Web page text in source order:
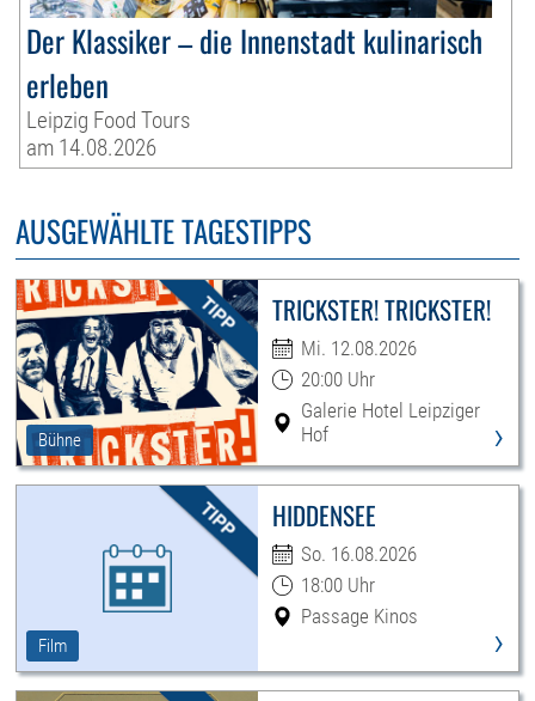
Der Klassiker – die Innenstadt kulinarisch
erleben
Leipzig Food Tours
am 14.08.2026
AUSGEWÄHLTE TAGESTIPPS
Bühne
TRICKSTER! TRICKSTER!
Mi. 12.08.2026
20:00 Uhr
Galerie Hotel Leipziger
Hof
›
Film
HIDDENSEE
So. 16.08.2026
18:00 Uhr
Passage Kinos
›